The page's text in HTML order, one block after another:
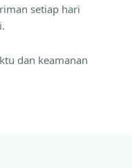
setiap hari
dan keamanan